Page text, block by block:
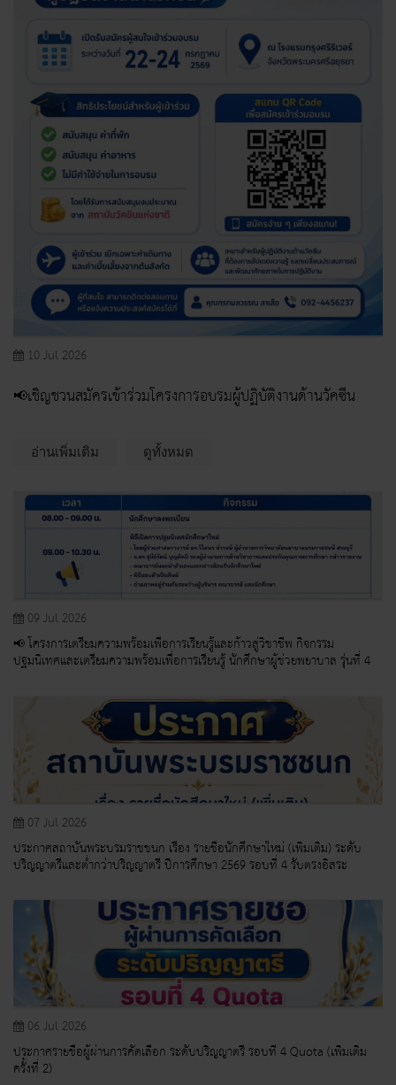
10 Jul 2026
📢เชิญชวนสมัครเข้าร่วมโครงการอบรมผู้ปฏิบัติงานด้านวัคซีน
อ่านเพิ่มเติม ดูทั้งหมด
09 Jul 2026
📢 โครงการเตรียมความพร้อมเพื่อการเรียนรู้และก้าวสู่วิชาชีพ กิจกรรม
ปฐมนิเทศและเตรียมความพร้อมเพื่อการเรียนรู้ นักศึกษาผู้ช่วยพยาบาล รุ่นที่ 4
07 Jul 2026
ประกาศสถาบันพระบรมราชชนก เรื่อง รายชื่อนักศึกษาใหม่ (เพิ่มเติม) ระดับ
ปริญญาตรีและต่ำกว่าปริญญาตรี ปีการศึกษา 2569 รอบที่ 4 รับตรงอิสระ
06 Jul 2026
ประกาศรายชื่อผู้ผ่านการคัดเลือก ระดับปริญญาตรี รอบที่ 4 Quota (เพิ่มเติม
ครั้งที่ 2)